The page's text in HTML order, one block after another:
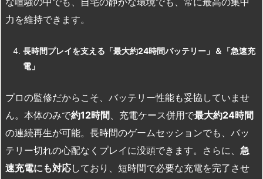
力を維持できます。
長時間プレイを支える「最大約24時間バッテリー」＆「急速充
電」
プロの監修だからこそ、バッテリー性能も妥協していませ
ん。本体のみで約12時間 、充電ケース併用で最大約24時間
の連続再生が可能。長時間のゲームセッションでも、バッ
テリー切れの心配なくプレイに没頭できます。さらに、 急
速充電にも対応しており、短時間で必要な充電を完了させ